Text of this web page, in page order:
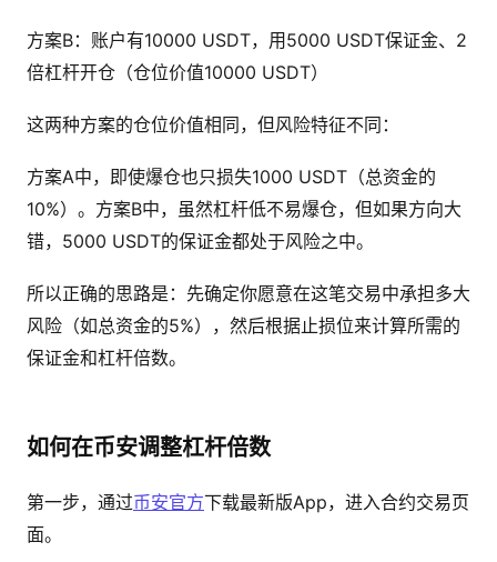
方案B：账户有10000 USDT，用5000 USDT保证金、2
倍杠杆开仓（仓位价值10000 USDT）
这两种方案的仓位价值相同，但风险特征不同：
方案A中，即使爆仓也只损失1000 USDT（总资金的
10%）。方案B中，虽然杠杆低不易爆仓，但如果方向大
错，5000 USDT的保证金都处于风险之中。
所以正确的思路是：先确定你愿意在这笔交易中承担多大
风险（如总资金的5%），然后根据止损位来计算所需的
保证金和杠杆倍数。
如何在币安调整杠杆倍数
第一步，通过币安官方下载最新版App，进入合约交易页
面。